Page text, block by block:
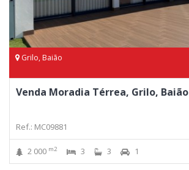
Grilo, Baião
Venda Moradia Térrea, Grilo, Baião
Ref.: MC09881
2 000 m2 3 3 1